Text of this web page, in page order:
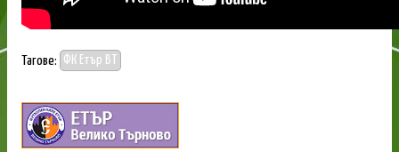
Тагове: ФК Етър ВТ